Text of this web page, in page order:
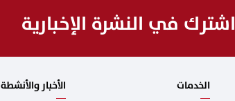
اشترك في النشرة الإخبارية
الخدمات الأخبار والأنشطة